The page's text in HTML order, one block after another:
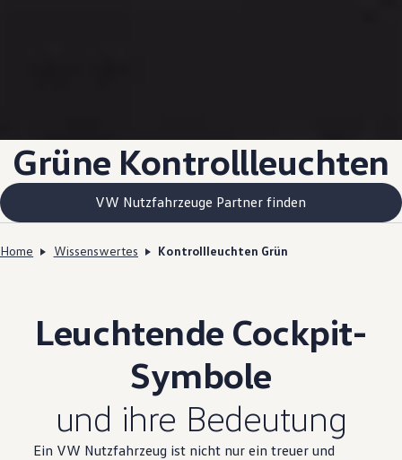
Grüne Kontrollleuchten
VW Nutzfahrzeuge Partner finden
Home Wissenswertes Kontrollleuchten Grün
Leuchtende Cockpit-
Symbole
und ihre Bedeutung
Ein VW Nutzfahrzeug ist nicht nur ein treuer und